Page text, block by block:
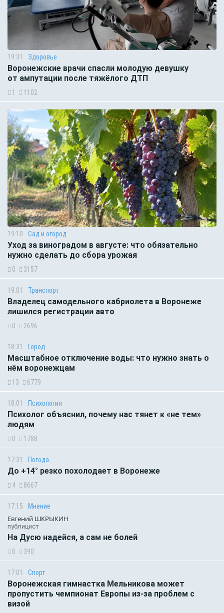
19:31 Здоровье
Воронежские врачи спасли молодую девушку
от ампутации после тяжёлого ДТП
1 1102
19:10 Сад и огород
Уход за виноградом в августе: что обязательно
нужно сделать до сбора урожая
0 3157
19:01 Транспорт
Владелец самодельного кабриолета в Воронеже
лишился регистрации авто
0 2696
18:31 Город
Масштабное отключение воды: что нужно знать о
нём воронежцам
13 6779
18:01 Психология
Психолог объяснил, почему нас тянет к «не тем»
людям
0 1788
17:31 Погода
До +14° резко похолодает в Воронеже
4 8667
17:15 Мнение
Евгений ШКРЫКИН
публицист
На Дусю надейся, а сам не болей
0 390
17:01 Спорт
Воронежская гимнастка Мельникова может
пропустить чемпионат Европы из-за проблем с
визой